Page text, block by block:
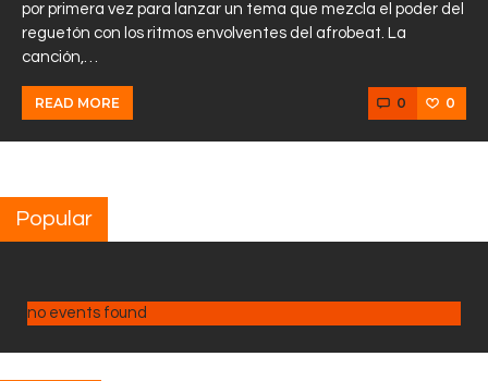
por primera vez para lanzar un tema que mezcla el poder del
reguetón con los ritmos envolventes del afrobeat. La
canción,…
READ MORE 0 0
Popular
no events found